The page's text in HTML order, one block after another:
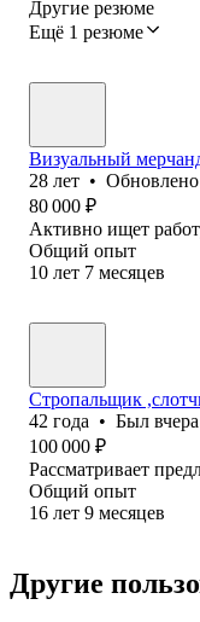
Другие резюме
Ещё 1 резюме
Визуальный
28 лет • Обновлено
80 000 ₽
Активно ищет
Общий опыт
10 лет 7 месяцев
Стропальщик
42 года • Был вчера
100 000 ₽
Рассматривает
Общий опыт
16 лет 9 месяцев
Другие